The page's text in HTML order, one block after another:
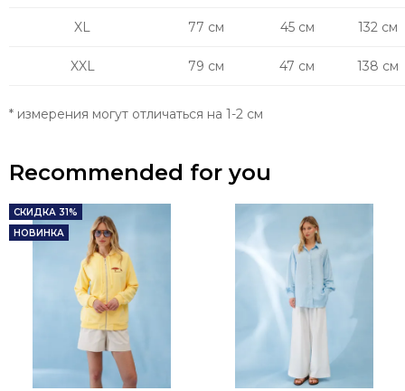
XL 77 см 45 см 132 см
XXL 79 см 47 см 138 см
* измерения могут отличаться на 1-2 см
Recommended for you
СКИДКА 31%
НОВИНКА